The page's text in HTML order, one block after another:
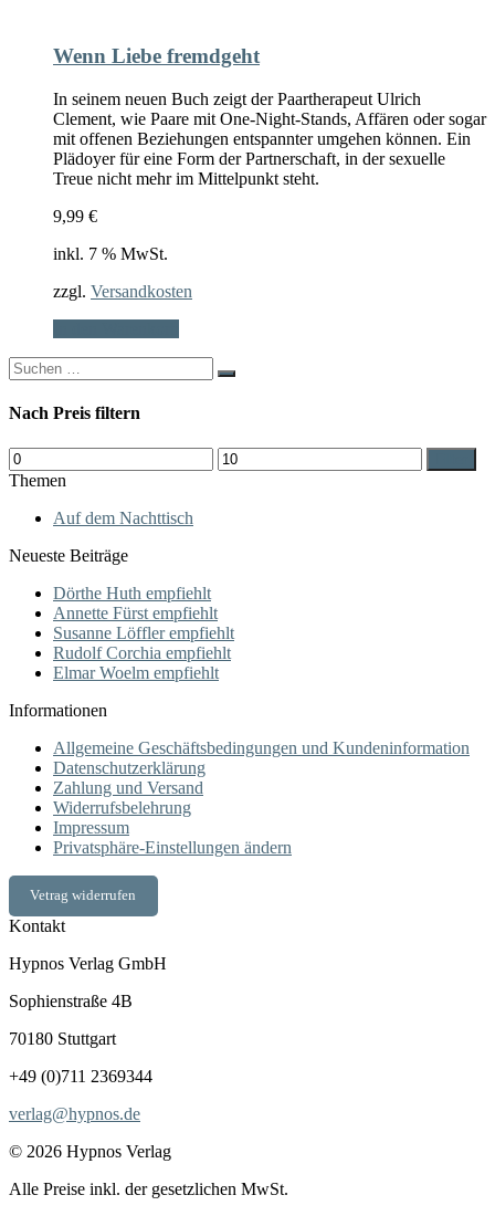
Wenn Liebe fremdgeht
In seinem neuen Buch zeigt der Paartherapeut Ulrich
Clement, wie Paare mit One-Night-Stands, Affären oder sogar
mit offenen Beziehungen entspannter umgehen können. Ein
Plädoyer für eine Form der Partnerschaft, in der sexuelle
Treue nicht mehr im Mittelpunkt steht.
9,99 €
inkl. 7 % MwSt.
zzgl. Versandkosten
Search
for:
Nach Preis filtern
Min.
Preis
Max.
Preis
Themen
Auf dem Nachttisch
Neueste Beiträge
Dörthe Huth empfiehlt
Annette Fürst empfiehlt
Susanne Löffler empfiehlt
Rudolf Corchia empfiehlt
Elmar Woelm empfiehlt
Informationen
Allgemeine Geschäftsbedingungen und Kundeninformation
Datenschutzerklärung
Zahlung und Versand
Widerrufsbelehrung
Impressum
Privatsphäre-Einstellungen ändern
Vetrag widerrufen
Kontakt
Hypnos Verlag GmbH
Sophienstraße 4B
70180 Stuttgart
+49 (0)711 2369344
verlag@hypnos.de
© 2026 Hypnos Verlag
Alle Preise inkl. der gesetzlichen MwSt.